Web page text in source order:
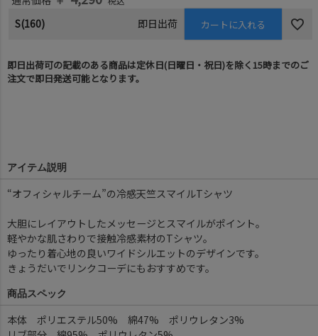
S(160) 即日出荷 カートに入れる
即日出荷可の記載のある商品は定休日(日曜日・祝日)を除く15時までのご
注文で即日発送可能となります。
アイテム説明
“オフィシャルチーム”の冷感天竺スマイルTシャツ
大胆にレイアウトしたメッセージとスマイルがポイント。
軽やかな肌さわりで接触冷感素材のTシャツ。
ゆったり着心地の良いワイドシルエットのデザインです。
きょうだいでリンクコーデにもおすすめです。
商品スペック
本体 ポリエステル50% 綿47% ポリウレタン3%